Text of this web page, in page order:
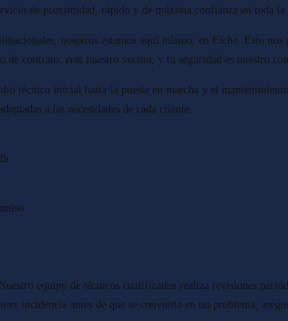
de proximidad, rápido y de máxima confianza en toda
nosotros estamos aquí mismo, en Elche. Esto
contrato; eres nuestro vecino, y tu seguridad es nuestro
técnico inicial hasta la puesta en marcha y el
a las necesidades de cada cliente.
Nuestro equipo de técnicos cualificados realiza revisiones
incidencia antes de que se convierta en un problema,